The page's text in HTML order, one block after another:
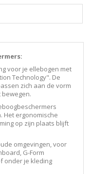
voor je ellebogen met
Technology". De
zich aan de vorm
Het ergonomische
op zijn plaats blijft
omgevingen, voor
G-Form
onder je kleding